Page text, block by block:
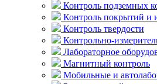
Контроль подземных
Контроль покрытий и
Контроль твердости
Контрольно-
Лабораторное
Магнитный контроль
Мобильные и